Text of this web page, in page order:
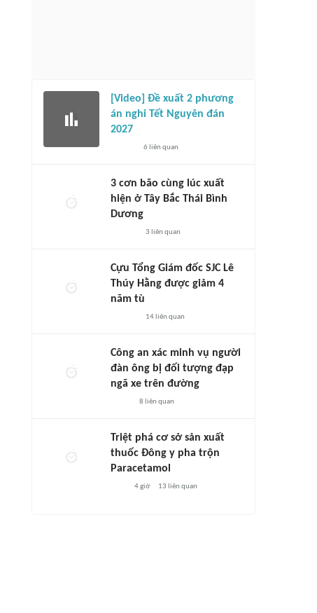
[Video] Đề xuất 2 phương
án nghỉ Tết Nguyên đán
2027
6 liên quan
3 cơn bão cùng lúc xuất
hiện ở Tây Bắc Thái Bình
Dương
3 liên quan
Cựu Tổng Giám đốc SJC Lê
Thúy Hằng được giảm 4
năm tù
14 liên quan
Công an xác minh vụ người
đàn ông bị đối tượng đạp
ngã xe trên đường
8 liên quan
Triệt phá cơ sở sản xuất
thuốc Đông y pha trộn
Paracetamol
4 giờ 13 liên quan